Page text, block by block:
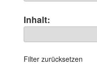
Inhalt:
Filter zurücksetzen